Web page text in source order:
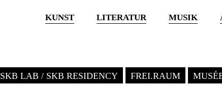
KUNST LITERATUR MUSIK
SKB LAB / SKB RESIDENCY FREI.RAUM